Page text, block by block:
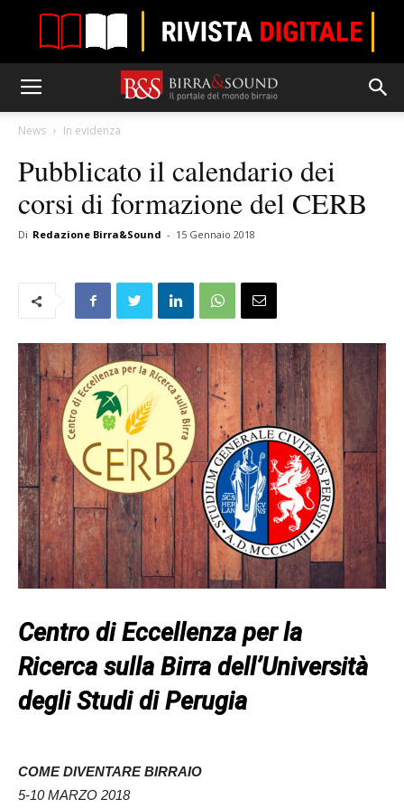
News In evidenza
Pubblicato il calendario dei
corsi di formazione del CERB
Di Redazione Birra&Sound - 15 Gennaio 2018
Centro di Eccellenza per la
Ricerca sulla Birra dell’Università
degli Studi di Perugia
COME DIVENTARE BIRRAIO
5-10 MARZO 2018